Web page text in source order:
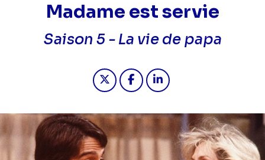
Madame est servie
Saison 5 -La vie de papa
Partager "2026-04-27 11:50 -
Partager "2026-04-27 11:50